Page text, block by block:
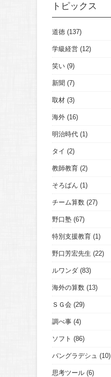
トピックス
道徳 (137)
学級経営 (12)
笑い (9)
新聞 (7)
取材 (3)
海外 (16)
明治時代 (1)
タイ (2)
教師教育 (2)
そろばん (1)
チーム算数 (27)
野口塾 (67)
特別支援教育 (1)
野口芳宏先生 (22)
ルワンダ (83)
海外の算数 (13)
ＳＧ会 (29)
調べ事 (4)
ソフト (86)
バングラデシュ (10)
思考ツール (6)